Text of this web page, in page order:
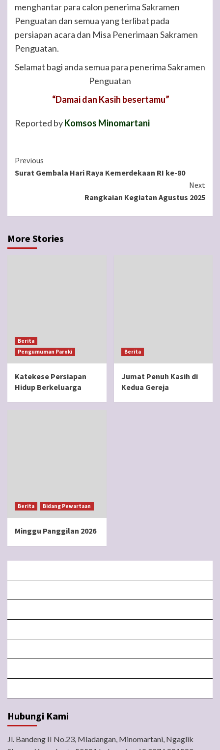
menghantar para calon penerima Sakramen
Penguatan dan semua yang terlibat pada
persiapan acara dan Misa Penerimaan Sakramen
Penguatan.
Selamat bagi anda semua para penerima Sakramen
Penguatan
“Damai dan Kasih besertamu”
Reported byKomsos Minomartani
Continue
Reading
Previous
Surat Gembala Hari Raya Kemerdekaan RI ke-80
Next
Rangkaian Kegiatan Agustus 2025
More Stories
Berita
Pengumuman Paroki
Katekese Persiapan
Hidup Berkeluarga
Berita
Jumat Penuh Kasih di
Kedua Gereja
Berita Bidang Pewartaan
Minggu Panggilan 2026
Hubungi Kami
Jl. Bandeng II No.23, Mladangan, Minomartani, Ngaglik